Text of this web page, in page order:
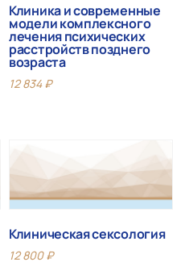
Клиника и современные
модели комплексного
лечения психических
расстройств позднего
возраста
12 834₽
Клиническая сексология
12 800₽